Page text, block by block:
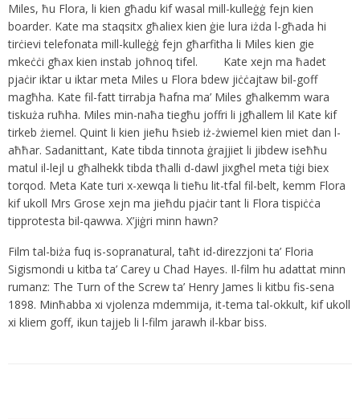
Miles, ħu Flora, li kien għadu kif wasal mill-kulleġġ fejn kien
boarder. Kate ma staqsitx għaliex kien ġie lura iżda l-għada hi
tirċievi telefonata mill-kulleġġ fejn għarfitha li Miles kien gie
mkeċċi għax kien instab joħnoq tifel. Kate xejn ma ħadet
pjaċir iktar u iktar meta Miles u Flora bdew jiċċajtaw bil-goff
magħha. Kate fil-fatt tirrabja ħafna ma’ Miles għalkemm wara
tiskuża ruħha. Miles min-naħa tiegħu joffri li jgħallem lil Kate kif
tirkeb żiemel. Quint li kien jieħu ħsieb iż-żwiemel kien miet dan l-
aħħar. Sadanittant, Kate tibda tinnota ġrajjiet li jibdew iseħħu
matul il-lejl u għalhekk tibda tħalli d-dawl jixgħel meta tiġi biex
torqod. Meta Kate turi x-xewqa li tieħu lit-tfal fil-belt, kemm Flora
kif ukoll Mrs Grose xejn ma jieħdu pjaċir tant li Flora tispiċċa
tipprotesta bil-qawwa. X’jiġri minn hawn?
Film tal-biża fuq is-sopranatural, taħt id-direzzjoni ta’ Floria
Sigismondi u kitba ta’ Carey u Chad Hayes. Il-film hu adattat minn
rumanz: The Turn of the Screw ta’ Henry James li kitbu fis-sena
1898. Minħabba xi vjolenza mdemmija, it-tema tal-okkult, kif ukoll
xi kliem goff, ikun tajjeb li l-film jarawh il-kbar biss.